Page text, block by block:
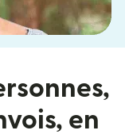
en